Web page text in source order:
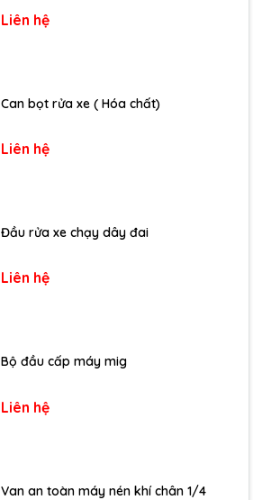
Liên hệ
Can bọt rửa xe ( Hóa chất)
Liên hệ
Đầu rửa xe chạy dây đai
Liên hệ
Bộ đầu cấp máy mig
Liên hệ
Van an toàn máy nén khí chân 1/4